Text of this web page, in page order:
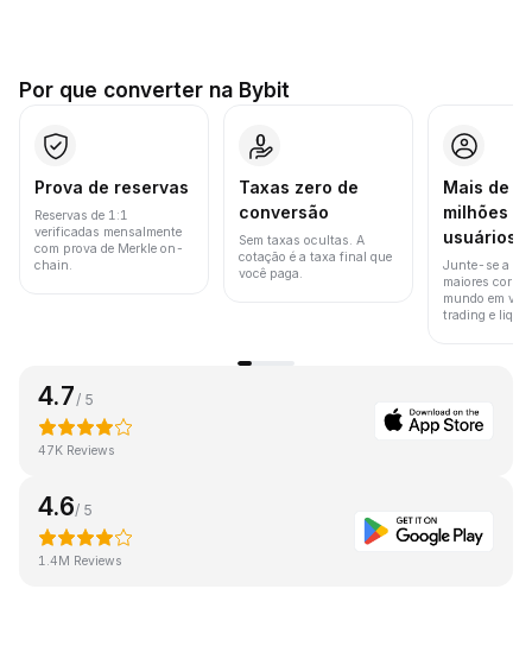
Por que converter na Bybit
Prova de reservas
Reservas de 1:1
verificadas mensalmente
com prova de Merkle on-
chain.
Taxas zero de
conversão
Sem taxas ocultas. A
cotação é a taxa final que
você paga.
Mais de
milhões
usuários
Junte-se a
maiores
mundo em
trading e
4.7/ 5
47K Reviews
4.6/ 5
1.4M Reviews